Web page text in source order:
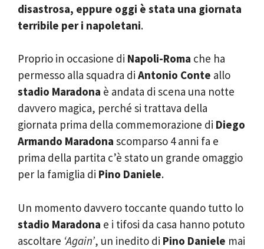
disastrosa, eppure oggi è stata una giornata
terribile per i napoletani.
Proprio in occasione di Napoli-Roma che ha
permesso alla squadra di Antonio Conte allo
stadio Maradona è andata di scena una notte
davvero magica, perché si trattava della
giornata prima della commemorazione di Diego
Armando Maradona scomparso 4 anni fa e
prima della partita c’è stato un grande omaggio
per la famiglia di Pino Daniele.
Un momento davvero toccante quando tutto lo
stadio Maradona e i tifosi da casa hanno potuto
ascoltare ‘Again’, un inedito di Pino Daniele mai